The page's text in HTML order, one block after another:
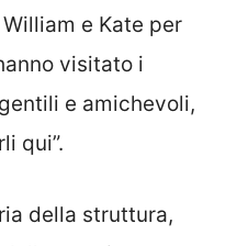
e Kate per
visitato i
e amichevoli,
qui”.
della struttura,